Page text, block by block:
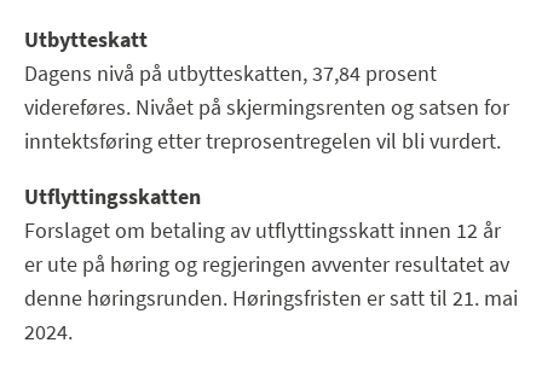
Utbytteskatt
Dagens nivå på utbytteskatten, 37,84 prosent
videreføres. Nivået på skjermingsrenten og satsen for
inntektsføring etter treprosentregelen vil bli vurdert.
Utflyttingsskatten
Forslaget om betaling av utflyttingsskatt innen 12 år
er ute på høring og regjeringen avventer resultatet av
denne høringsrunden. Høringsfristen er satt til 21. mai
2024.